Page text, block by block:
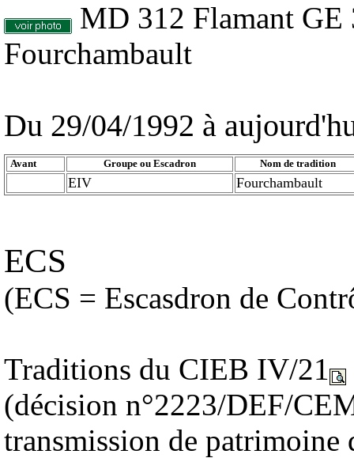
MD 312 Flamant GE
Fourchambault
Du 29/04/1992 à
Avant Groupe ou Escadron Nom de tradition
EIV Fourchambault
ECS
(ECS = Escasdron de
Traditions du CIEB IV/21
(décision n°2223/DEF/
transmission de patrimoine